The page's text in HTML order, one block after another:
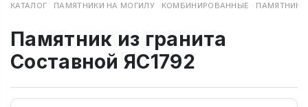
КАТАЛОГ ПАМЯТНИКИ НА МОГИЛУ КОМБИНИРОВАННЫЕ ПАМЯТНИК
Памятник из гранита
Составной ЯС1792